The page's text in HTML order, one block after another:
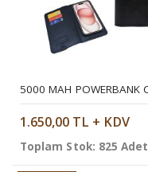
1.650,00 TL + KDV
Toplam Stok: 825 Adet